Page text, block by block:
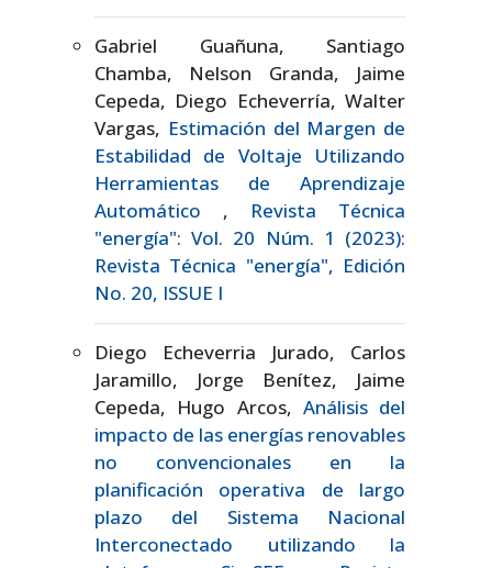
Gabriel Guañuna, Santiago
Chamba, Nelson Granda, Jaime
Cepeda, Diego Echeverría, Walter
Vargas, Estimación del Margen de
Estabilidad de Voltaje Utilizando
Herramientas de Aprendizaje
Automático , Revista Técnica
"energía": Vol. 20 Núm. 1 (2023):
Revista Técnica "energía", Edición
No. 20, ISSUE I
Diego Echeverria Jurado, Carlos
Jaramillo, Jorge Benítez, Jaime
Cepeda, Hugo Arcos, Análisis del
impacto de las energías renovables
no convencionales en la
planificación operativa de largo
plazo del Sistema Nacional
Interconectado utilizando la